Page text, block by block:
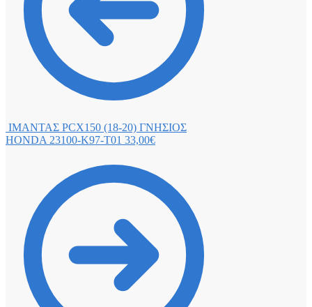
ΙΜΑΝΤΑΣ PCX150 (18-20) ΓΝΗΣΙΟΣ
HONDA 23100-K97-Τ01 33,00€